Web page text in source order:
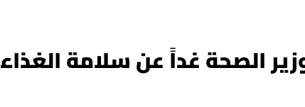
الصحة غداً عن سلامة الغذاء